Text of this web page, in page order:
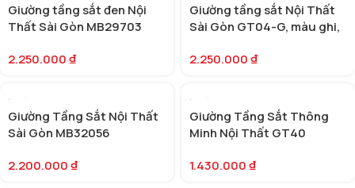
Giường tầng sắt đen Nội
Thất Sài Gòn MB29703
2.250.000₫
Giường tầng sắt Nội Thất
Sài Gòn GT04-G, màu ghi,
2.250.000₫
Giường Tầng Sắt Nội Thất
Sài Gòn MB32056
2.200.000₫
Giường Tầng Sắt Thông
Minh Nội Thất GT40
1.430.000₫